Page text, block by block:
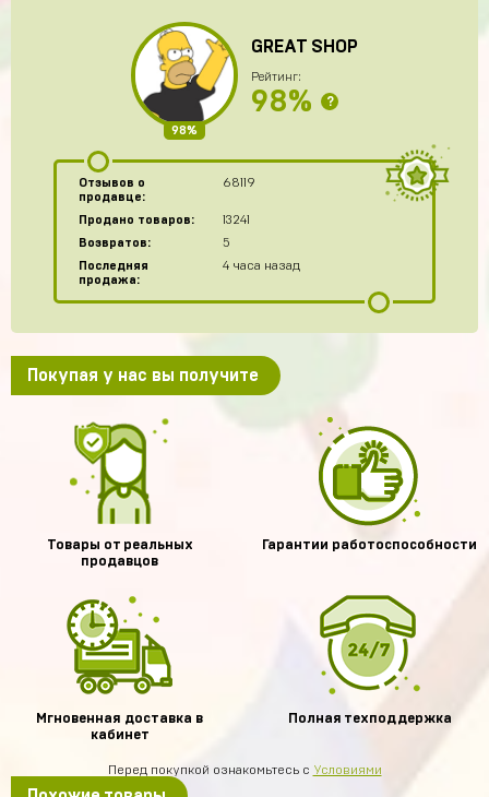
98%
GREAT SHOP
Рейтинг:
98% ?
Отзывов о
продавце:
68119
Продано товаров:
13241
Возвратов:
5
Последняя
продажа:
4 часа назад
Покупая у нас вы получите
Товары от реальных
продавцов
Гарантии работоспособности
Мгновенная доставка в
кабинет
Полная техподдержка
Перед покупкой ознакомьтесь с Условиями